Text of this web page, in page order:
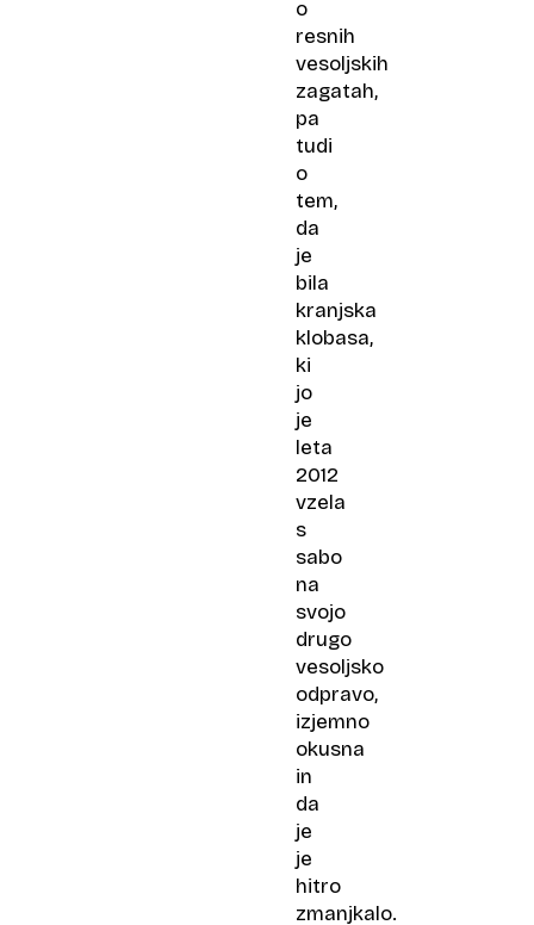
o
resnih
vesoljskih
zagatah,
pa
tudi
o
tem,
da
je
bila
kranjska
klobasa,
ki
jo
je
leta
2012
vzela
s
sabo
na
svojo
drugo
vesoljsko
odpravo,
izjemno
okusna
in
da
je
je
hitro
zmanjkalo.